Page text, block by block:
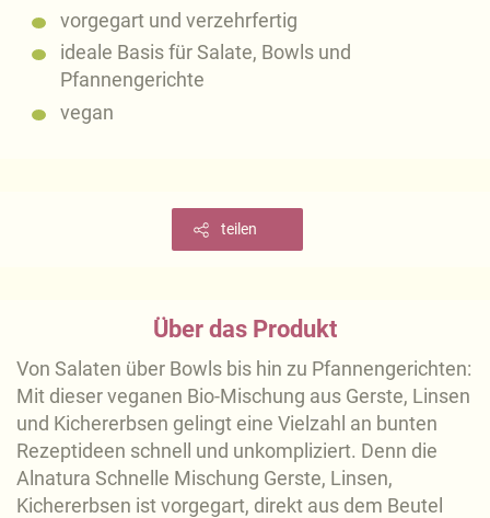
vorgegart und verzehrfertig
ideale Basis für Salate, Bowls und
Pfannengerichte
vegan
teilen
Über das Produkt
Von Salaten über Bowls bis hin zu Pfannengerichten:
Mit dieser veganen Bio-Mischung aus Gerste, Linsen
und Kichererbsen gelingt eine Vielzahl an bunten
Rezeptideen schnell und unkompliziert. Denn die
Alnatura Schnelle Mischung Gerste, Linsen,
Kichererbsen ist vorgegart, direkt aus dem Beutel